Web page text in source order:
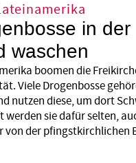
in der
waschen
boomen die
Viele Drogenbosse
nutzen diese, um dort
werden sie dafür selten,
von der pfingstkirchlichen